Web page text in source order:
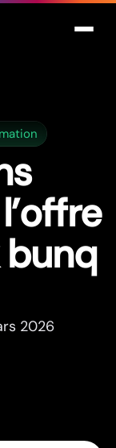
2026